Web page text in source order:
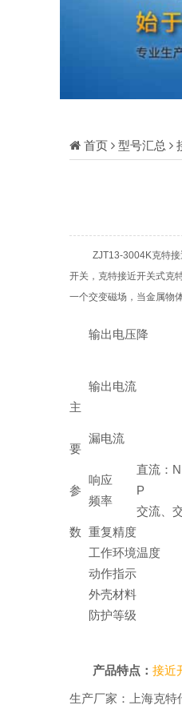
首页 型号汇总
ZJT13-3004K克特
开关，克特接近开关式克
一个交变磁场，当金属物
主
要
参
数
输出电压降
输出电流
漏电流
响应
频率
直流：
P
交流、
重复精度
工作环境温度
动作指示
外壳材料
防护等级
产品特点：接近
生产厂家：上海克特